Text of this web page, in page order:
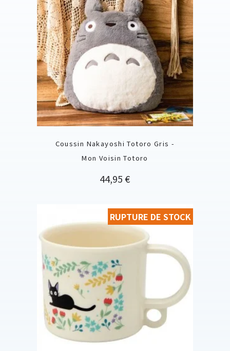
Coussin Nakayoshi Totoro Gris -
Mon Voisin Totoro
Prix
44,95 €
RUPTURE DE STOCK